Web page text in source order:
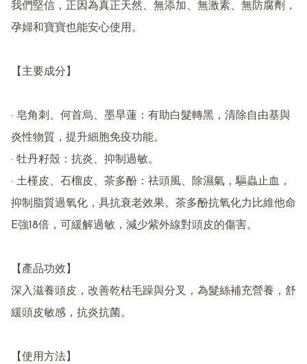
我們堅信，正因為真正天然、無添加、無激素、無防腐劑，
孕婦和寶寶也能安心使用。
【主要成分】
· 皂角刺、何首烏、墨旱蓮：有助白髮轉黑，清除自由基與
炎性物質，提升細胞免疫功能。
· 牡丹籽殼：抗炎、抑制過敏。
· 土槿皮、石榴皮、茶多酚：祛頭風、除濕氣，驅蟲止血，
抑制脂質過氧化，具抗衰老效果。茶多酚抗氧化力比維他命
E強18倍，可緩解過敏，減少紫外線對頭皮的傷害。
【產品功效】
深入滋養頭皮，改善乾枯毛躁與分叉，為髮絲補充營養，舒
緩頭皮敏感，抗炎抗菌。
【使用方法】